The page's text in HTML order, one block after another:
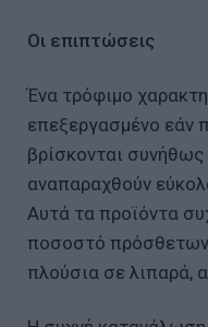
Οι επιπτώσεις
Ένα τρόφιμο
επεξεργασμένο εάν
βρίσκονται
αναπαραχθούν
Αυτά τα προϊόντα
ποσοστό πρόσθετων
πλούσια σε λιπαρά,